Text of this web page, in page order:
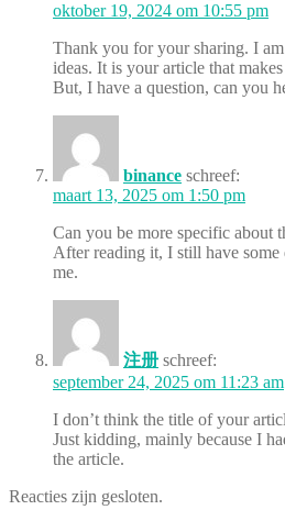
oktober 19, 2024 om 10:55 pm
Thank you for your sharing. I
ideas. It is your article that
But, I have a question, can you
binance schreef:
maart 13, 2025 om 1:50 pm
Can you be more specific about
After reading it, I still have
me.
注册 schreef:
september 24, 2025 om 11:23 am
I don’t think the title of your
Just kidding, mainly because I
the article.
Reacties zijn gesloten.